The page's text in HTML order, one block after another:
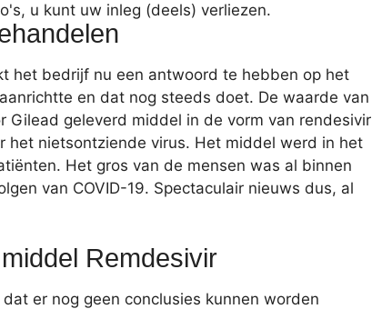
u kunt uw inleg (deels) verliezen.
het bedrijf nu een antwoord te hebben op het
en dat nog steeds doet. De waarde van
geleverd middel in de vorm van rendesivir
het nietsontziende virus. Het middel werd in het
Het gros van de mensen was al binnen
van COVID-19. Spectaculair nieuws dus, al
Remdesivir
er nog geen conclusies kunnen worden